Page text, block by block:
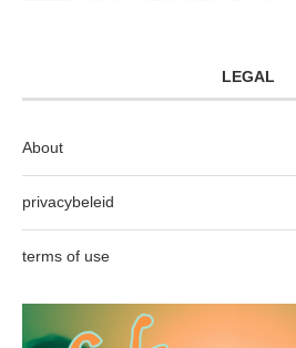
LEGAL
About
privacybeleid
terms of use